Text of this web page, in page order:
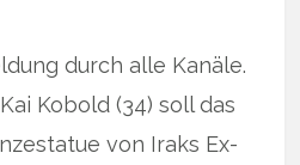
durch alle Kanäle.
Kai Kobold (34) soll das
von Iraks Ex-